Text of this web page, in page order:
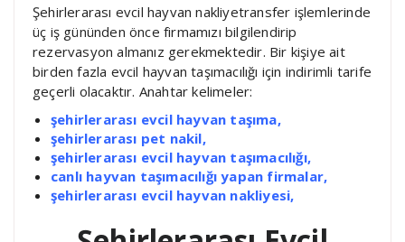
Şehirlerarası evcil hayvan nakliyetransfer işlemlerinde
üç iş gününden önce firmamızı bilgilendirip
rezervasyon almanız gerekmektedir. Bir kişiye ait
birden fazla evcil hayvan taşımacılığı için indirimli tarife
geçerli olacaktır. Anahtar kelimeler:
şehirlerarası evcil hayvan taşıma,
şehirlerarası pet nakil,
şehirlerarası evcil hayvan taşımacılığı,
canlı hayvan taşımacılığı yapan firmalar,
şehirlerarası evcil hayvan nakliyesi,